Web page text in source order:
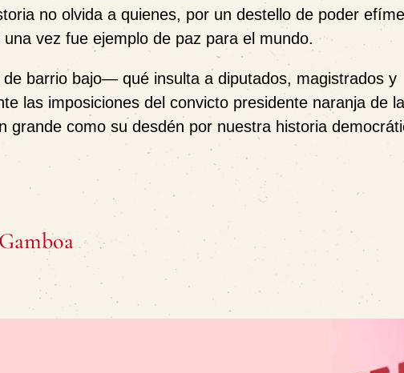
no olvida a quienes, por un destello de poder
vez fue ejemplo de paz para el mundo.
barrio bajo— qué insulta a diputados, magistrados y
las imposiciones del convicto presidente naranja de la
grande como su desdén por nuestra historia